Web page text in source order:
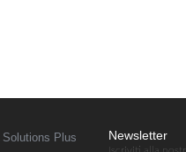
Solutions Plus
Newsletter